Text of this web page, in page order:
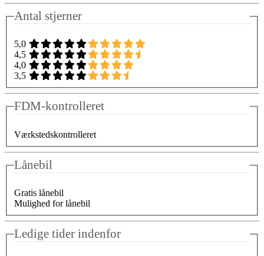
Antal stjerner
5,0
4,5
4,0
3,5
FDM-kontrolleret
Værkstedskontrolleret
Lånebil
Gratis lånebil
Mulighed for lånebil
Ledige tider indenfor